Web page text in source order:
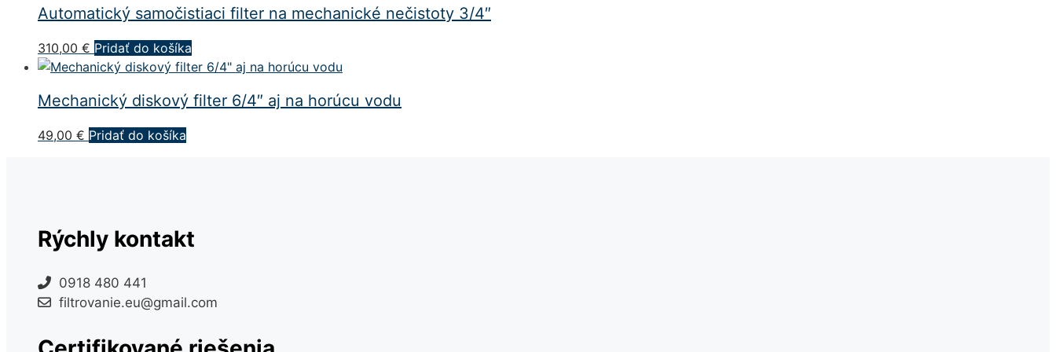
Automatický samočistiaci filter na mechanické nečistoty 3/4″
310,00 € Pridať do košíka
Mechanický diskový filter 6/4″ aj na horúcu vodu
49,00 € Pridať do košíka
Rýchly kontakt
0918 480 441
filtrovanie.eu@gmail.com